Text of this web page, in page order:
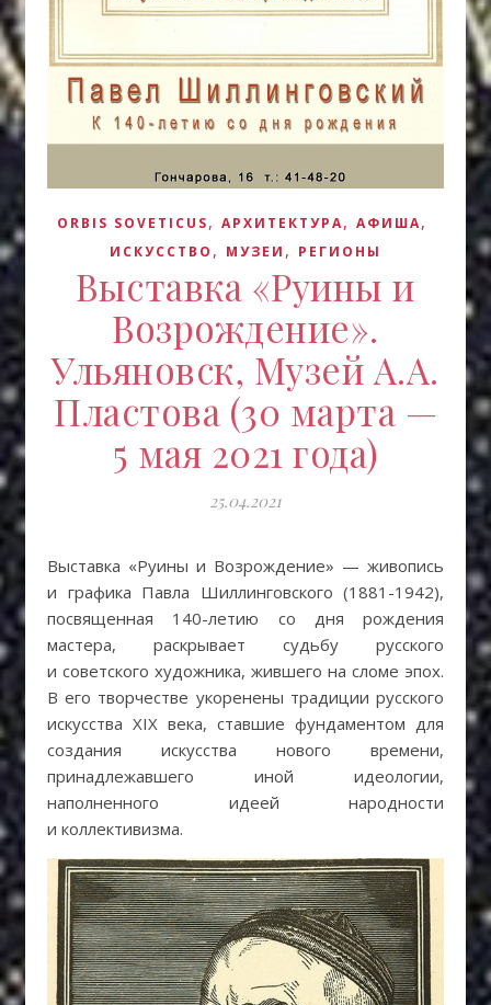
ORBIS SOVETICUS, АРХИТЕКТУРА, АФИША,
ИСКУCСТВО , МУЗЕИ , РЕГИОНЫ
Выставка «Руины и
Возрождение».
Ульяновск, Музей А.А.
Пластова (30 марта —
5 мая 2021 года)
25.04.2021
Выставка «Руины и Возрождение» — живопись
и графика Павла Шиллинговского (1881-1942),
посвященная 140-летию со дня рождения
мастера, раскрывает судьбу русского
и советского художника, жившего на сломе эпох.
В его творчестве укоренены традиции русского
искусства XIX века, ставшие фундаментом для
создания искусства нового времени,
принадлежавшего иной идеологии,
наполненного идеей народности
и коллективизма.